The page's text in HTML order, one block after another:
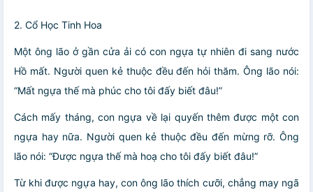
2. Cổ Học Tinh Hoa
Một ông lão ở gần cửa ải có con ngựa tự nhiên đi sang nước
Hồ mất. Người quen kẻ thuộc đều đến hỏi thăm. Ông lão nói:
“Mất ngựa thế mà phúc cho tôi đấy biết đâu!”
Cách mấy tháng, con ngựa về lại quyến thêm được một con
ngựa hay nữa. Người quen kẻ thuộc đều đến mừng rỡ. Ông
lão nói: “Được ngựa thế mà hoạ cho tôi đấy biết đâu!”
Từ khi được ngựa hay, con ông lão thích cưỡi, chẳng may ngã